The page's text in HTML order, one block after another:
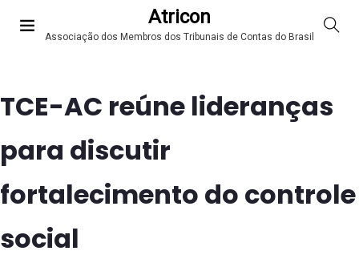
Atricon
Associação dos Membros dos Tribunais de Contas do Brasil
TCE-AC reúne lideranças
para discutir
fortalecimento do controle
social